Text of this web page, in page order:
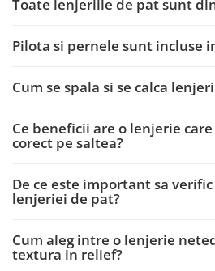
Toate lenjeriile de pat sunt
Pilota si pernele sunt incluse
Cum se spala si se calca
Ce beneficii are o lenjerie
corect pe saltea?
De ce este important sa
lenjeriei de pat?
Cum aleg intre o lenjerie
textura in relief?